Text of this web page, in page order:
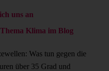
uns an
Klima im Blog
Was tun gegen die
über 35 Grad und